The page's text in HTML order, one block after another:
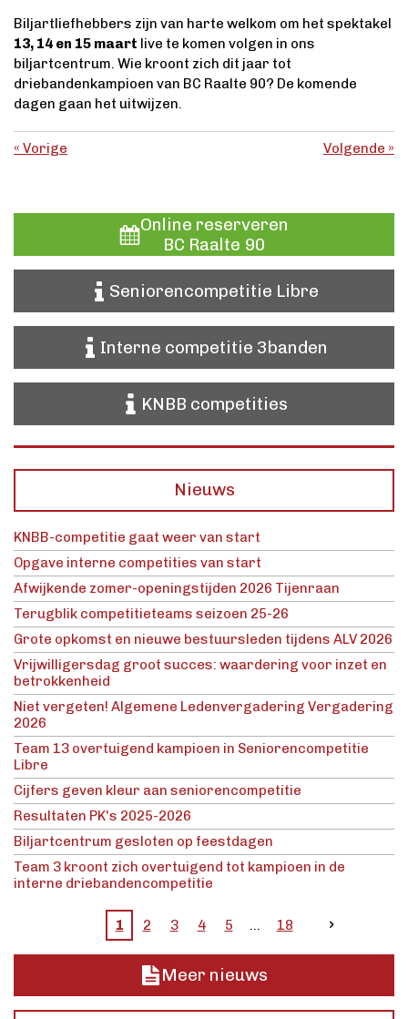
Biljartliefhebbers zijn van harte welkom om het spektakel
13, 14 en 15 maart live te komen volgen in ons
biljartcentrum. Wie kroont zich dit jaar tot
driebandenkampioen van BC Raalte 90? De komende
dagen gaan het uitwijzen.
« Vorige Volgende »
Online reserveren
BC Raalte 90
Seniorencompetitie Libre
Interne competitie 3banden
KNBB competities
Nieuws
KNBB-competitie gaat weer van start
Opgave interne competities van start
Afwijkende zomer-openingstijden 2026 Tijenraan
Terugblik competitieteams seizoen 25-26
Grote opkomst en nieuwe bestuursleden tijdens ALV 2026
Vrijwilligersdag groot succes: waardering voor inzet en
betrokkenheid
Niet vergeten! Algemene Ledenvergadering Vergadering
2026
Team 13 overtuigend kampioen in Seniorencompetitie
Libre
Cijfers geven kleur aan seniorencompetitie
Resultaten PK's 2025-2026
Biljartcentrum gesloten op feestdagen
Team 3 kroont zich overtuigend tot kampioen in de
interne driebandencompetitie
1 2 3 4 5 18
Meer nieuws